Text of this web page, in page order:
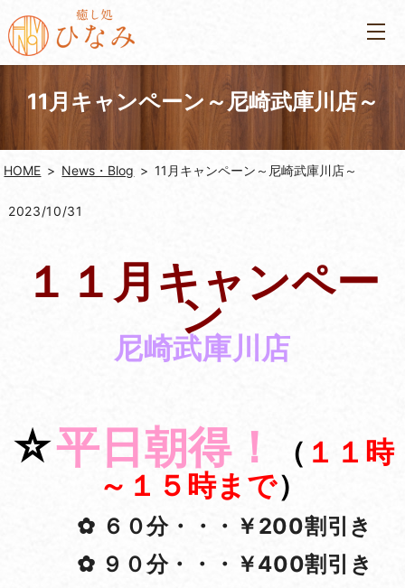
11月キャンペーン～尼崎武庫川店～
HOME News・Blog 11月キャンペーン～尼崎武庫川店～
2023/10/31
１１月キャンペー
ン
尼崎武庫川店
☆平日朝得！ （ １１時
～１５時まで）
✿ ６０分・・・￥200割引き
✿ ９０分・・・￥400割引き